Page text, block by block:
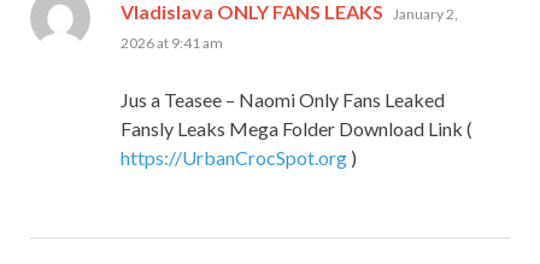
Vladislava ONLY FANS LEAKS says:
January 2,
2026 at 9:41 am
Jus a Teasee – Naomi Only Fans Leaked
Fansly Leaks Mega Folder Download Link (
https://UrbanCrocSpot.org )